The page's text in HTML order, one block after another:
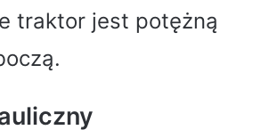
traktor jest potężną